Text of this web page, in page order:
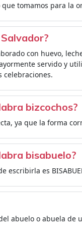
tomamos para la
con huevo,
servido y
celebraciones.
bizcochos?
ya que la forma
bisabuelo?
escribirla es
abuelo o abuela de